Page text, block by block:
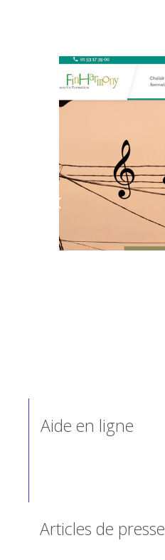
Aide en ligne
Articles de presse